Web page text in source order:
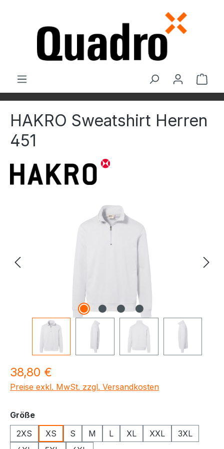
HAKRO Sweatshirt Herren
451
Bildergalerie überspringen
Regulärer Preis:
38,80 €
Preise exkl. MwSt. zzgl. Versandkosten
Größeauswählen
2XS
XS S M L XL XXL
3XL